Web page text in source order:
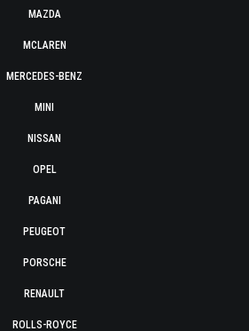
MAZDA
MCLAREN
MERCEDES-BENZ
MINI
NISSAN
OPEL
PAGANI
PEUGEOT
PORSCHE
RENAULT
ROLLS-ROYCE